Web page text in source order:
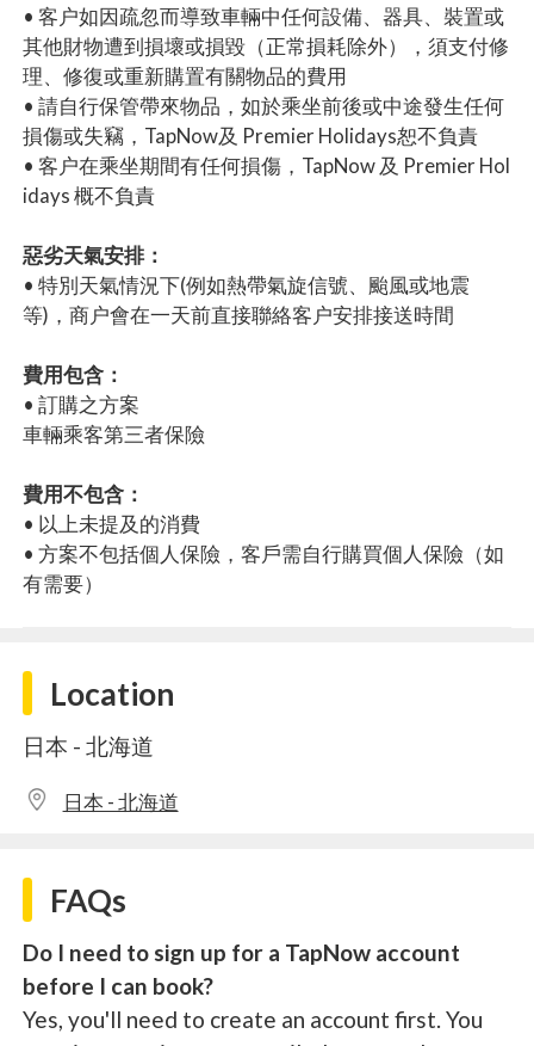
• 客户如因疏忽而導致車輛中任何設備、器具、裝置或
其他財物遭到損壞或損毀（正常損耗除外），須支付修
理、修復或重新購置有關物品的費用
• 請自行保管帶來物品，如於乘坐前後或中途發生任何
損傷或失竊，TapNow及 Premier Holidays恕不負責
• 客户在乘坐期間有任何損傷，TapNow 及 Premier Hol
idays 概不負責
惡劣天氣安排：
• 特別天氣情況下(例如熱帶氣旋信號、颱風或地震
等)，商户會在一天前直接聯絡客户安排接送時間
費用包含：
• 訂購之方案
車輛乘客第三者保險
費用不包含：
• 以上未提及的消費
• 方案不包括個人保險，客戶需自行購買個人保險（如
有需要）
Location
日本 - 北海道
日本 - 北海道
FAQs
Do I need to sign up for a TapNow account
before I can book?
Yes, you'll need to create an account first. You